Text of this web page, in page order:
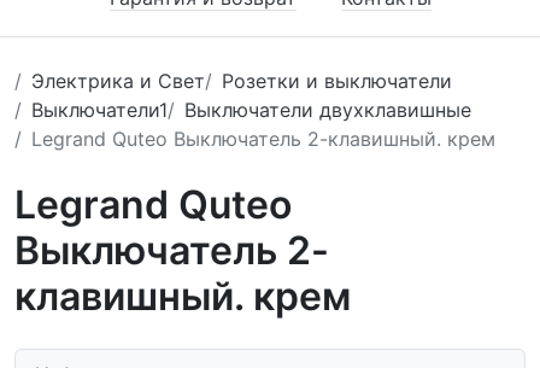
Электрика и Свет
Розетки и выключатели
Выключатели1
Выключатели двухклавишные
Legrand Quteo Выключатель 2-клавишный. крем
Legrand Quteo
Выключатель 2-
клавишный. крем